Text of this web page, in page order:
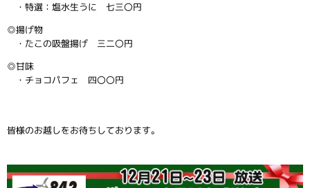
・特選：塩水生うに 七三〇円
◎揚げ物
・たこの吸盤揚げ 三二〇円
◎甘味
・チョコパフェ 四〇〇円
皆様のお越しをお待ちしております。